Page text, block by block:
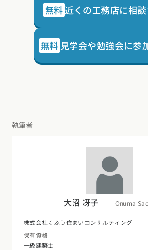
無料近くの工務店に相談
無料 見学会や勉強会に参
執筆者
大沼 冴子 | Onuma
株式会社くふう住まいコンサルティング
保有資格
一級建築士